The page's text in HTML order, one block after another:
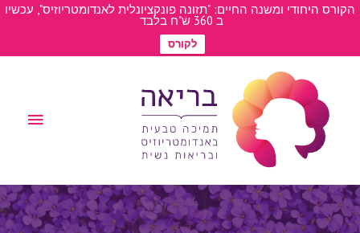
פתח
הקורס היחודי ומשנה החיים: "תזונה פונקציונלית לאנדומטריוזיס", עכשיו
ב 360 ש"ח בלבד
לקורס
דילוג
ראשי